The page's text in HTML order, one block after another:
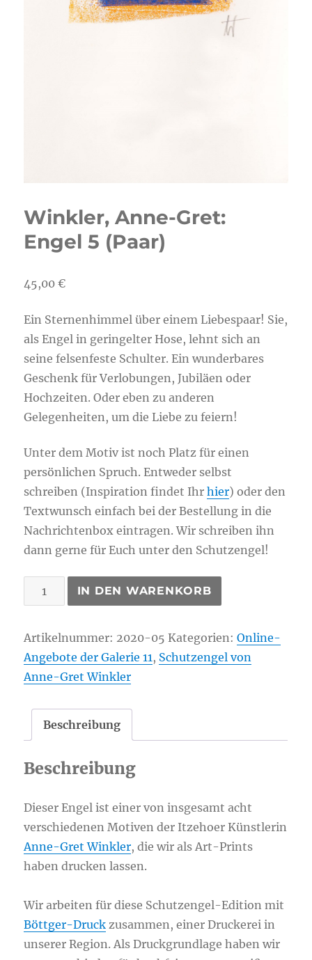
Winkler, Anne-Gret:
Engel 5 (Paar)
45,00€
Ein Sternenhimmel über einem Liebespaar! Sie,
als Engel in geringelter Hose, lehnt sich an
seine felsenfeste Schulter. Ein wunderbares
Geschenk für Verlobungen, Jubiläen oder
Hochzeiten. Oder eben zu anderen
Gelegenheiten, um die Liebe zu feiern!
Unter dem Motiv ist noch Platz für einen
persönlichen Spruch. Entweder selbst
schreiben (Inspiration findet Ihrhier) oder den
Textwunsch einfach bei der Bestellung in die
Nachrichtenbox eintragen. Wir schreiben ihn
dann gerne für Euch unter den Schutzengel!
Winkler,
Anne-
Engel
5
(Paar)
IN DEN WARENKORB
Artikelnummer: 2020-05 Kategorien:Online-
Angebote der Galerie 11 , Schutzengel von
Anne-Gret Winkler
Beschreibung
Beschreibung
Dieser Engel ist einer von insgesamt acht
verschiedenen Motiven der Itzehoer Künstlerin
Anne-Gret Winkler, die wir als Art-Prints
haben drucken lassen.
Wir arbeiten für diese Schutzengel-Edition mit
Böttger-Druck zusammen, einer Druckerei in
unserer Region. Als Druckgrundlage haben wir